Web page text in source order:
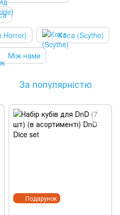
Horror)
Коса (Scythe)
Між нами
За популярністю
Подарунок